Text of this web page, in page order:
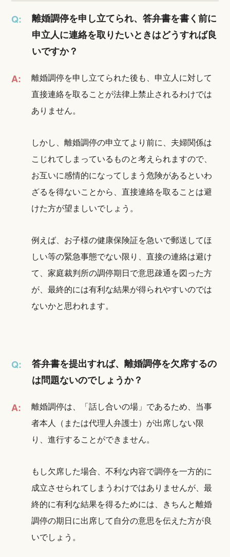
Q:
離婚調停を申し立てられ、答弁書を書く前に
申立人に連絡を取りたいときはどうすれば良
いですか？
A:
離婚調停を申し立てられた後も、申立人に対して
直接連絡を取ることが法律上禁止されるわけでは
ありません。
しかし、離婚調停の申立てより前に、夫婦関係は
こじれてしまっているものと考えられますので、
お互いに感情的になってしまう危険があるといわ
ざるを得ないことから、直接連絡を取ることは避
けた方が望ましいでしょう。
例えば、お子様の健康保険証を急いで郵送してほ
しい等の緊急事態でない限り、直接の連絡は避け
て、家庭裁判所の調停期日で意思疎通を図った方
が、最終的には有利な結果が得られやすいのでは
ないかと思われます。
Q:
答弁書を提出すれば、離婚調停を欠席するの
は問題ないのでしょうか？
A:
離婚調停は、「話し合いの場」であるため、当事
者本人（または代理人弁護士）が出席しない限
り、進行することができません。
もし欠席した場合、不利な内容で調停を一方的に
成立させられてしまうわけではありませんが、最
終的に有利な結果を得るためには、きちんと離婚
調停の期日に出席して自分の意思を伝えた方が良
いでしょう。